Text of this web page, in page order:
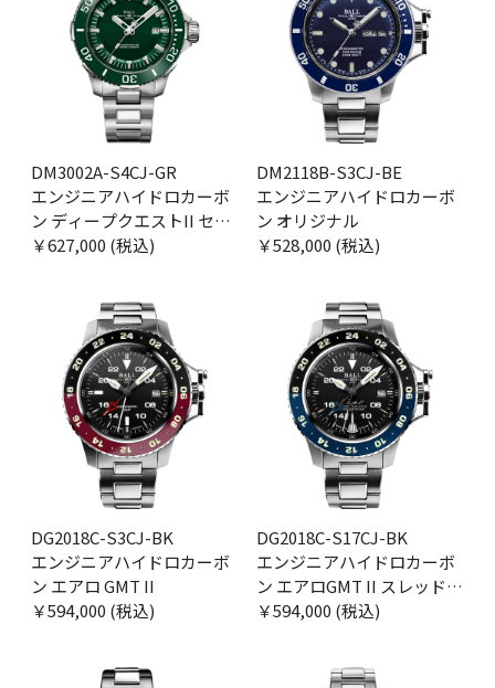
DM3002A-S4CJ-GR
エンジニアハイドロカーボ
ン ディープクエストII セラ
ミック
￥627,000 (税込)
DM2118B-S3CJ-BE
エンジニアハイドロカーボ
ン オリジナル
￥528,000 (税込)
DG2018C-S3CJ-BK
エンジニアハイドロカーボ
ン エアロ GMT II
￥594,000 (税込)
DG2018C-S17CJ-BK
エンジニアハイドロカーボ
ン エアロGMT II スレッド
ドライバー
￥594,000 (税込)